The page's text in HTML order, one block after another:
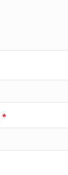
*